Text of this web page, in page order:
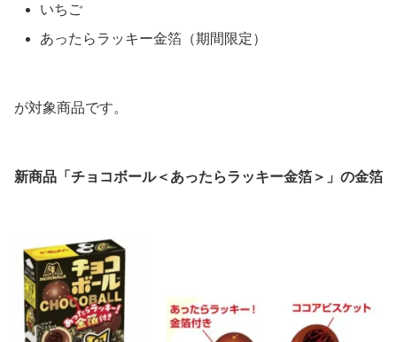
いちご
あったらラッキー金箔（期間限定）
が対象商品です。
新商品「チョコボール＜あったらラッキー金箔＞」の金箔